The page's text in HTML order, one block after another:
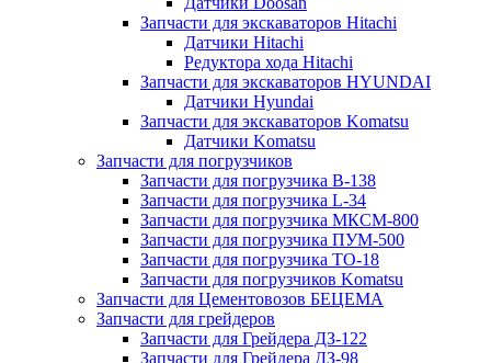
Запчасти для экскаваторов Hitachi
Датчики Hitachi
Редуктора хода Hitachi
Запчасти для экскаваторов HYUNDAI
Датчики Hyundai
Запчасти для экскаваторов Komatsu
Датчики Komatsu
Запчасти для погрузчиков
Запчасти для погрузчика B-138
Запчасти для погрузчика L-34
Запчасти для погрузчика МКСМ-800
Запчасти для погрузчика ПУМ-500
Запчасти для погрузчика ТО-18
Запчасти для погрузчиков Komatsu
Запчасти для Цементовозов БЕЦЕМА
Запчасти для грейдеров
Запчасти для Грейдера ДЗ-122
Запчасти для Грейдера ДЗ-98